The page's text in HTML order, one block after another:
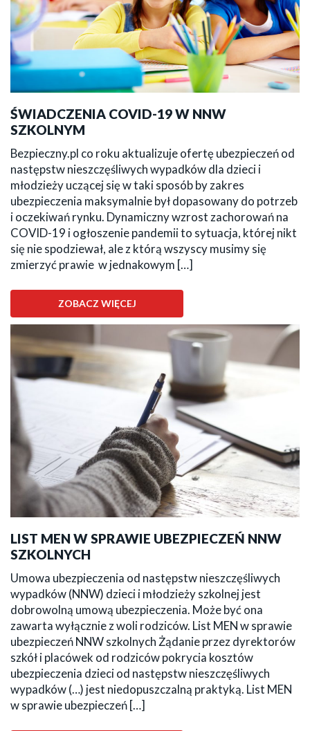
ŚWIADCZENIA COVID-19 W NNW
SZKOLNYM
Bezpieczny.pl co roku aktualizuje ofertę ubezpieczeń od
następstw nieszczęśliwych wypadków dla dzieci i
młodzieży uczącej się w taki sposób by zakres
ubezpieczenia maksymalnie był dopasowany do potrzeb
i oczekiwań rynku. Dynamiczny wzrost zachorowań na
COVID-19 i ogłoszenie pandemii to sytuacja, której nikt
się nie spodziewał, ale z którą wszyscy musimy się
zmierzyć prawie w jednakowym […]
ZOBACZ WIĘCEJ
LIST MEN W SPRAWIE UBEZPIECZEŃ NNW
SZKOLNYCH
Umowa ubezpieczenia od następstw nieszczęśliwych
wypadków (NNW) dzieci i młodzieży szkolnej jest
dobrowolną umową ubezpieczenia. Może być ona
zawarta wyłącznie z woli rodziców. List MEN w sprawie
ubezpieczeń NNW szkolnych Żądanie przez dyrektorów
szkół i placówek od rodziców pokrycia kosztów
ubezpieczenia dzieci od następstw nieszczęśliwych
wypadków (…) jest niedopuszczalną praktyką. List MEN
w sprawie ubezpieczeń […]